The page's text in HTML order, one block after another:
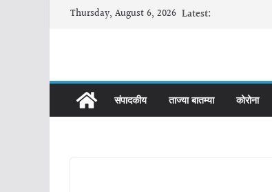
Thursday, August 6, 2026 Latest:
संपादकीय ताज्या बातम्या कोरोना